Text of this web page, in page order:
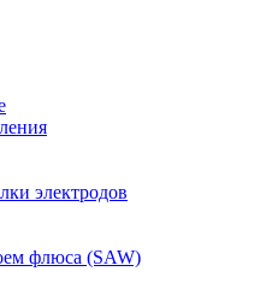
электродов
флюса (SAW)